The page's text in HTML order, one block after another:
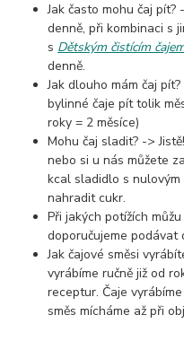
Jak často mohu čaj
denně, při kombinaci s
s Dětským čistícím
denně.
Jak dlouho mám čaj
bylinné čaje pít tolik
roky = 2 měsíce)
Mohu čaj sladit? ->
nebo si u nás můžete
kcal sladidlo s
nahradit cukr.
Při jakých potížích
doporučujeme podávat
Jak čajové směsi
vyrábíme ručně již od
receptur. Čaje
směs mícháme až při